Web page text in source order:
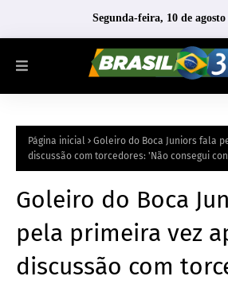
Segunda-feira, 10 de agosto
Página inicial
Goleiro do Boca Juniors fala
discussão com torcedores: 'Não consegui
Goleiro do Boca
pela primeira vez
discussão com